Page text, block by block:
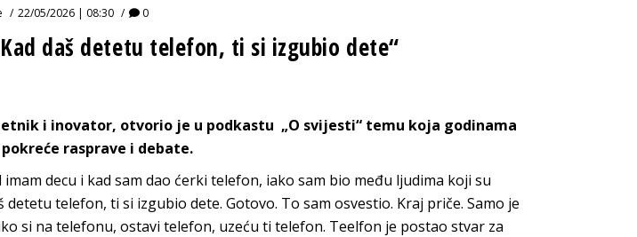
22/05/2026 | 08:30 0
daš detetu telefon, ti si izgubio dete“
i inovator, otvorio je u podkastu „O svijesti“ temu koja godinama
rasprave i debate.
imam decu i kad sam dao ćerki telefon, iako sam bio među ljudima koji su
detetu telefon, ti si izgubio dete. Gotovo. To sam osvestio. Kraj priče. Samo je
si na telefonu, ostavi telefon, uzeću ti telefon. Teelfon je postao stvar za